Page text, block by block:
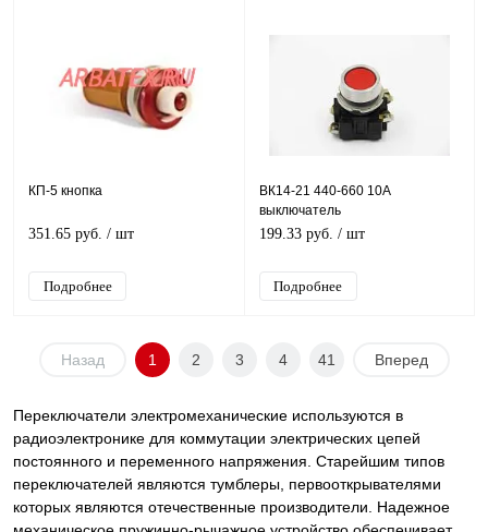
КП-5 кнопка
351.65 руб. / шт
Подробнее
ВК14-21 440-660 10А
выключатель
199.33 руб. / шт
Подробнее
Назад 1 2 3 4 41 Вперед
Переключатели электромеханические используются в
радиоэлектронике для коммутации электрических цепей
постоянного и переменного напряжения. Старейшим типов
переключателей являются тумблеры, первооткрывателями
которых являются отечественные производители. Надежное